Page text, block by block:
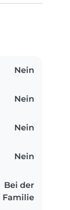
Nein
Nein
Nein
Nein
Bei der
Familie